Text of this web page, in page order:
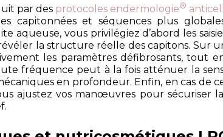
par des protocoles endermologie®
capitonnées et séquences plus
aqueuse, vous privilégiez d’abord les
la structure réelle des capitons. Sur
les paramètres défibrosants, tout
fréquence peut à la fois atténuer la
en profondeur. Enfin, en cas de
ajustez vos manœuvres pour sécuriser